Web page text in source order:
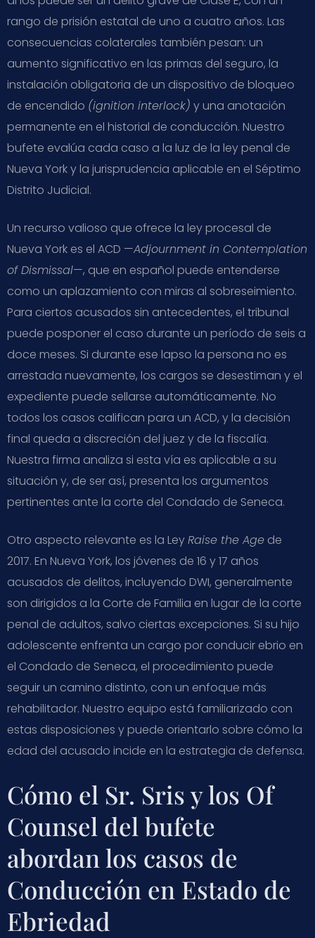
rango de prisión estatal de uno a cuatro años. Las
consecuencias colaterales también pesan: un
aumento significativo en las primas del seguro, la
instalación obligatoria de un dispositivo de bloqueo
de encendido (ignition interlock) y una anotación
permanente en el historial de conducción. Nuestro
bufete evalúa cada caso a la luz de la ley penal de
Nueva York y la jurisprudencia aplicable en el Séptimo
Distrito Judicial.
Un recurso valioso que ofrece la ley procesal de
Nueva York es el ACD —Adjournment in Contemplation
of Dismissal—, que en español puede entenderse
como un aplazamiento con miras al sobreseimiento.
Para ciertos acusados sin antecedentes, el tribunal
puede posponer el caso durante un período de seis a
doce meses. Si durante ese lapso la persona no es
arrestada nuevamente, los cargos se desestiman y el
expediente puede sellarse automáticamente. No
todos los casos califican para un ACD, y la decisión
final queda a discreción del juez y de la fiscalía.
Nuestra firma analiza si esta vía es aplicable a su
situación y, de ser así, presenta los argumentos
pertinentes ante la corte del Condado de Seneca.
Otro aspecto relevante es la LeyRaise the Age de
2017. En Nueva York, los jóvenes de 16 y 17 años
acusados de delitos, incluyendo DWI, generalmente
son dirigidos a la Corte de Familia en lugar de la corte
penal de adultos, salvo ciertas excepciones. Si su hijo
adolescente enfrenta un cargo por conducir ebrio en
el Condado de Seneca, el procedimiento puede
seguir un camino distinto, con un enfoque más
rehabilitador. Nuestro equipo está familiarizado con
estas disposiciones y puede orientarlo sobre cómo la
edad del acusado incide en la estrategia de defensa.
Cómo el Sr. Sris y los Of
Counsel del bufete
abordan los casos de
Conducción en Estado de
Ebriedad